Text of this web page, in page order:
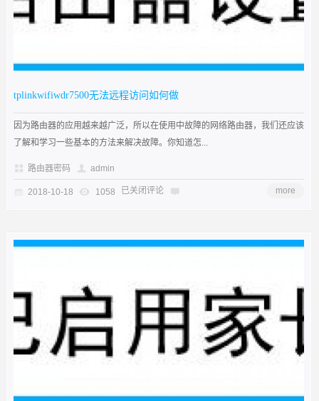
tplinkwifiwdr7500无法远程访问如何做
因为路由器的应用越来越广泛，所以在使用中故障的网络路由器，我们还应该
了解和学习一些基本的方法来解决故障。你知道怎...
路由器密码 admin
2018-10-18 1058 已关闭评论 more